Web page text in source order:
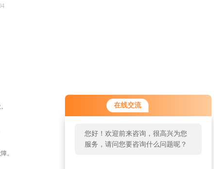
在线交流
您好！欢迎前来咨询，很高兴为您
服务，请问您要咨询什么问题呢？
。